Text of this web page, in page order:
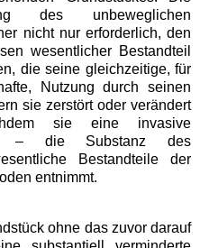
des unbeweglichen
nicht nur erforderlich, den
wesentlicher Bestandteil
die seine gleichzeitige, für
Nutzung durch seinen
sie zerstört oder verändert
sie eine invasive
ist – die Substanz des
Bestandteile der
entnimmt.
ohne das zuvor darauf